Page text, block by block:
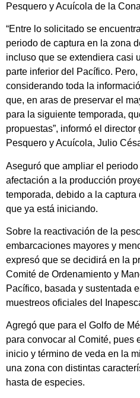
Pesquero y Acuícola de la
“Entre lo solicitado se
periodo de captura en la zona
incluso que se extendiera casi
parte inferior del Pacífico.
considerando toda la
que, en aras de preservar el
para la siguiente temporada,
propuestas”, informó el
Pesquero y Acuícola, Julio
Aseguró que ampliar el
afectación a la producción
temporada, debido a la
que ya está iniciando.
Sobre la reactivación de la
embarcaciones mayores y
expresó que se decidirá en la
Comité de Ordenamiento y
Pacífico, basada y sustentada
muestreos oficiales del
Agregó que para el Golfo de
para convocar al Comité, pues
inicio y término de veda en la
una zona con distintas
hasta de especies.